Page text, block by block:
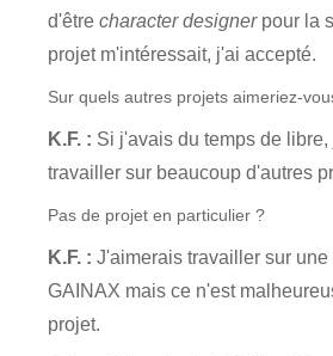
d'être character designer pour la
projet m'intéressait, j'ai accepté.
Sur quels autres projets aimeriez-
K.F. : Si j'avais du temps de
travailler sur beaucoup d'autres
Pas de projet en particulier ?
K.F. : J'aimerais travailler sur
GAINAX mais ce n'est
projet.